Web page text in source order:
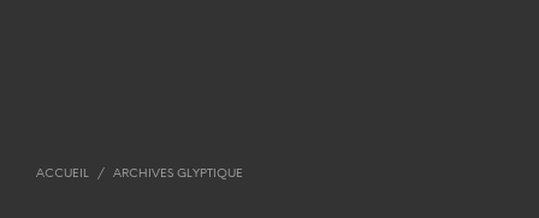
ACCUEIL / ARCHIVES GLYPTIQUE